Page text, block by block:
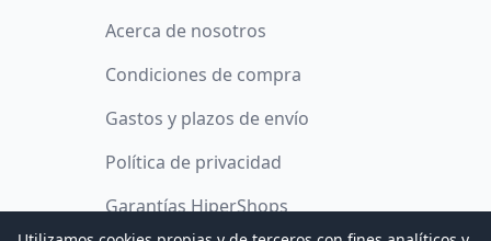
Acerca de nosotros
Condiciones de compra
Gastos y plazos de envío
Política de privacidad
Garantías HiperShops